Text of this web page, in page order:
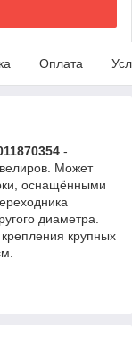
Оплата
-
Может
оснащёнными
диаметра.
крупных